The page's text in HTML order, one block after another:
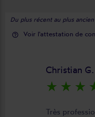
Du plus récent au plus ancien
help_outline Voir l'attestation de
Christian G.
star_rate star_rate star_rate
Très